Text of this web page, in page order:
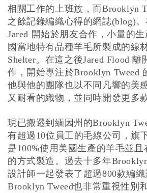
相關工作的上班族，而Brooklyn
之餘記錄編織心得的網誌(blog)
Jared 開始於朋友合作，小量的
國當地特有品種羊毛所製成的線
Shelter。在這之後Jared Flood離
作，開始專注於Brooklyn Tweed
他與他的團隊也以不同凡響的美
又耐看的織物，並同時開發更多
現已搬遷到緬因州的Brooklyn
有超過 10位員工的毛線公司，旗
是100%使用美國生產的羊毛並
的方式製造。過去十多年
設計師一起發表了超過800款編
Brooklyn Tweed也非常重視性別